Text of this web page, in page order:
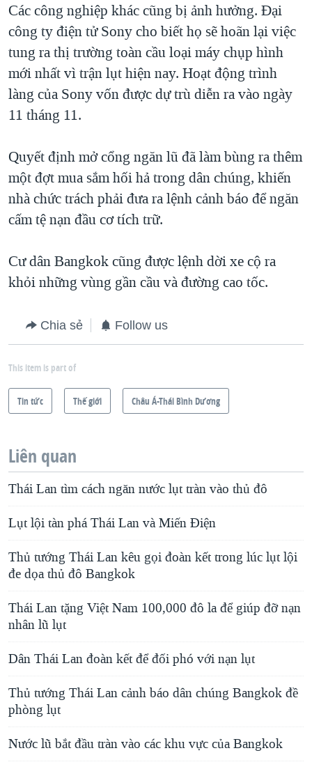
Các công nghiệp khác cũng bị ảnh hưởng. Đại
công ty điện tử Sony cho biết họ sẽ hoãn lại việc
tung ra thị trường toàn cầu loại máy chụp hình
mới nhất vì trận lụt hiện nay. Hoạt động trình
làng của Sony vốn được dự trù diễn ra vào ngày
11 tháng 11.
Quyết định mở cổng ngăn lũ đã làm bùng ra thêm
một đợt mua sắm hối hả trong dân chúng, khiến
nhà chức trách phải đưa ra lệnh cảnh báo để ngăn
cấm tệ nạn đầu cơ tích trữ.
Cư dân Bangkok cũng được lệnh dời xe cộ ra
khỏi những vùng gần cầu và đường cao tốc.
Chia sẻ Follow us
This item is part of
Tin tức Thế giới Châu Á-Thái Bình Dương
Liên quan
Thái Lan tìm cách ngăn nước lụt tràn vào thủ đô
Lụt lội tàn phá Thái Lan và Miến Điện
Thủ tướng Thái Lan kêu gọi đoàn kết trong lúc lụt lội
đe dọa thủ đô Bangkok
Thái Lan tặng Việt Nam 100,000 đô la để giúp đỡ nạn
nhân lũ lụt
Dân Thái Lan đoàn kết để đối phó với nạn lụt
Thủ tướng Thái Lan cảnh báo dân chúng Bangkok đề
phòng lụt
Nước lũ bắt đầu tràn vào các khu vực của Bangkok